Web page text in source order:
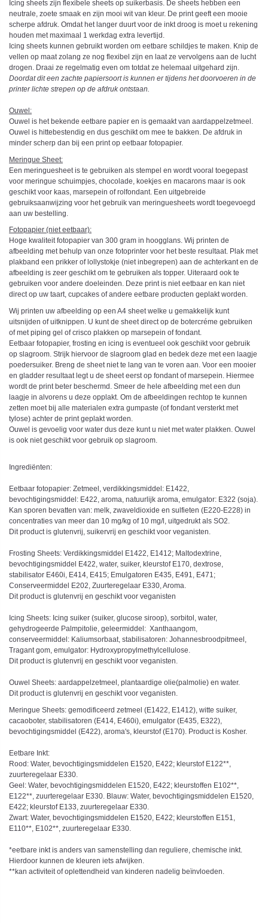
Icing sheets zijn flexibele sheets op suikerbasis. De sheets hebben een
neutrale, zoete smaak en zijn mooi wit van kleur. De print geeft een mooie
scherpe afdruk. Omdat het langer duurt voor de inkt droog is moet u rekening
houden met maximaal 1 werkdag extra levertijd.
Icing sheets kunnen gebruikt worden om eetbare schildjes te maken. Knip de
vellen op maat zolang ze nog flexibel zijn en laat ze vervolgens aan de lucht
drogen. Draai ze regelmatig even om totdat ze helemaal uitgehard zijn.
Doordat dit een zachte papiersoort is kunnen er tijdens het doorvoeren in de
printer lichte strepen op de afdruk ontstaan.
Ouwel:
Ouwel is het bekende eetbare papier en is gemaakt van aardappelzetmeel.
Ouwel is hittebestendig en dus geschikt om mee te bakken. De afdruk in
minder scherp dan bij een print op eetbaar fotopapier.
Meringue Sheet:
Een meringuesheet is te gebruiken als stempel en wordt vooral toegepast
voor meringue schuimpjes, chocolade, koekjes en macarons maar is ook
geschikt voor kaas, marsepein of rolfondant. Een uitgebreide
gebruiksaanwijzing voor het gebruik van meringuesheets wordt toegevoegd
aan uw bestelling.
Fotopapier (niet eetbaar):
Hoge kwaliteit fotopapier van 300 gram in hoogglans. Wij printen de
afbeelding met behulp van onze fotoprinter voor het beste resultaat. Plak met
plakband een prikker of lollystokje (niet inbegrepen) aan de achterkant en de
afbeelding is zeer geschikt om te gebruiken als topper. Uiteraard ook te
gebruiken voor andere doeleinden. Deze print is niet eetbaar en kan niet
direct op uw taart, cupcakes of andere eetbare producten geplakt worden.
Wij printen uw afbeelding op een A4 sheet welke u gemakkelijk kunt
uitsnijden of uitknippen. U kunt de sheet direct op de botercréme gebruiken
of met piping gel of crisco plakken op marsepein of fondant.
Eetbaar fotopapier, frosting en icing is eventueel ook geschikt voor gebruik
op slagroom. Strijk hiervoor de slagroom glad en bedek deze met een laagje
poedersuiker. Breng de sheet niet te lang van te voren aan. Voor een mooier
en gladder resultaat legt u de sheet eerst op fondant of marsepein. Hiermee
wordt de print beter beschermd. Smeer de hele afbeelding met een dun
laagje in alvorens u deze opplakt. Om de afbeeldingen rechtop te kunnen
zetten moet bij alle materialen extra gumpaste (of fondant versterkt met
tylose) achter de print geplakt worden.
Ouwel is gevoelig voor water dus deze kunt u niet met water plakken. Ouwel
is ook niet geschikt voor gebruik op slagroom.
Ingrediënten:
Eetbaar fotopapier: Zetmeel, verdikkingsmiddel: E1422,
bevochtigingsmiddel: E422, aroma, natuurlijk aroma, emulgator: E322 (soja).
Kan sporen bevatten van: melk, zwaveldioxide en sulfieten (E220-E228) in
concentraties van meer dan 10 mg/kg of 10 mg/l, uitgedrukt als SO2.
Dit product is glutenvrij, suikervrij en geschikt voor veganisten.
Frosting Sheets: Verdikkingsmiddel E1422, E1412; Maltodextrine,
bevochtigingsmiddel E422, water, suiker, kleurstof E170, dextrose,
stabilisator E460i, E414, E415; Emulgatoren E435, E491, E471;
Conserveermiddel E202, Zuurteregelaar E330, Aroma.
Dit product is glutenvrij en geschikt voor veganisten
Icing Sheets: Icing suiker (suiker, glucose siroop), sorbitol, water,
gehydrogeerde Palmpitolie, geleermiddel: Xanthaangom,
conserveermiddel: Kaliumsorbaat, stabilisatoren: Johannesbroodpitmeel,
Tragant gom, emulgator: Hydroxypropylmethylcellulose.
Dit product is glutenvrij en geschikt voor veganisten.
Ouwel Sheets: aardappelzetmeel, plantaardige olie(palmolie) en water.
Dit product is glutenvrij en geschikt voor veganisten.
Meringue Sheets: gemodificeerd zetmeel (E1422, E1412), witte suiker,
cacaoboter, stabilisatoren (E414, E460i), emulgator (E435, E322),
bevochtigingsmiddel (E422), aroma's, kleurstof (E170). Product is Kosher.
Eetbare Inkt:
Rood: Water, bevochtigingsmiddelen E1520, E422; kleurstof E122**,
zuurteregelaar E330.
Geel: Water, bevochtigingsmiddelen E1520, E422; kleurstoffen E102**,
E122**, zuurteregelaar E330. Blauw: Water, bevochtigingsmiddelen E1520,
E422; kleurstof E133, zuurteregelaar E330.
Zwart: Water, bevochtigingsmiddelen E1520, E422; kleurstoffen E151,
E110**, E102**, zuurteregelaar E330.
*eetbare inkt is anders van samenstelling dan reguliere, chemische inkt.
Hierdoor kunnen de kleuren iets afwijken.
**kan activiteit of oplettendheid van kinderen nadelig beïnvloeden.